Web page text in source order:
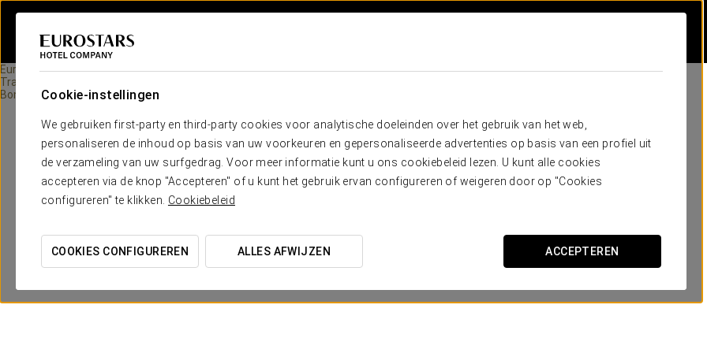
Cookie-instellingen
We gebruiken first-party en third-party cookies voor analytische doeleinden over het gebruik van het web,
personaliseren de inhoud op basis van uw voorkeuren en gepersonaliseerde advertenties op basis van een profiel uit
de verzameling van uw surfgedrag. Voor meer informatie kunt u ons cookiebeleid lezen. U kunt alle cookies
accepteren via de knop "Accepteren" of u kunt het gebruik ervan configureren of weigeren door op "Cookies
configureren" te klikken. Cookiebeleid
COOKIES CONFIGUREREN ALLES AFWIJZEN ACCEPTEREN
Eurostars Hotel Company
Travel Rooms
Bonjour París